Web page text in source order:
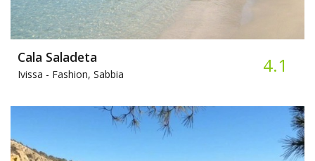
Cala Saladeta
Ivissa - Fashion, Sabbia 4.1